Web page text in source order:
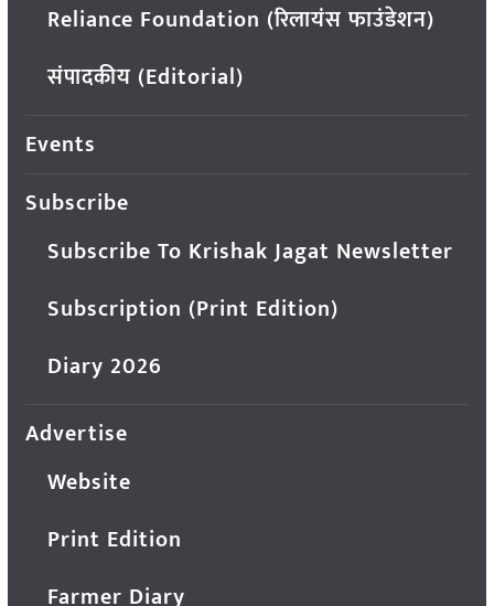
Reliance Foundation (रिलायंस फाउंडेशन)
संपादकीय (Editorial)
Events
Subscribe
Subscribe To Krishak Jagat Newsletter
Subscription (Print Edition)
Diary 2026
Advertise
Website
Print Edition
Farmer Diary